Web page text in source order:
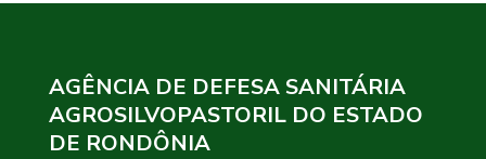
AGÊNCIA DE DEFESA SANITÁRIA
AGROSILVOPASTORIL DO ESTADO
DE RONDÔNIA